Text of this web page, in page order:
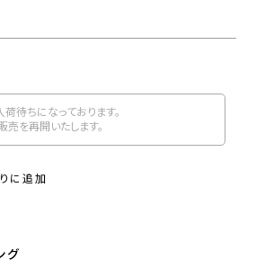
待ちになっております。
売を再開いたします。
に追加
グ